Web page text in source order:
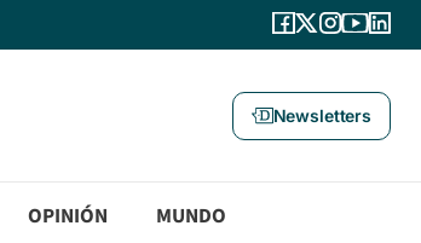
Newsletters
OPINIÓN MUNDO